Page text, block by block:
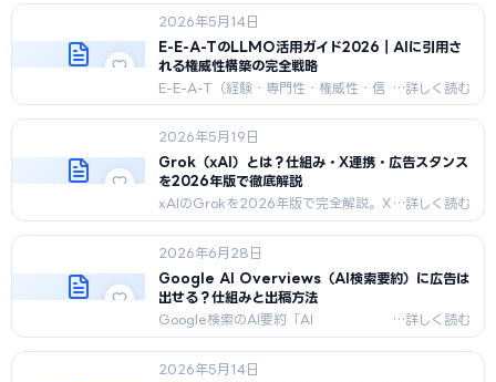
較・主要機能・Pro料金・ビジネス活用
7選・LLMO対策を2026年5月最新版
で完全解説。
2026年5月14日
E-E-A-TのLLMO活用ガイド2026｜AIに引用さ
れる権威性構築の完全戦略
E-E-A-T（経験・専門性・権威性・信
頼性）のLLMO/SEO両対応戦略を完全
解説。著者プロフィール設計・組織情
報整備・一次情報作成・監査チェック
リスト40項目・YMYL業種別対策を
2026年5月最新版で網羅。
2026年5月19日
Grok（xAI）とは？仕組み・X連携・広告スタンス
を2026年版で徹底解説
xAIのGrokを2026年版で完全解説。X
リアルタイム統合の仕組み、設計思
想、ChatGPT/Claude/Geminiとの
違い、そして広告を積極導入するGrok
の広告スタンスとマーケティング活用法
を網羅。
2026年6月28日
Google AI Overviews（AI検索要約）に広告は
出せる？仕組みと出稿方法
Google検索のAI要約「AI
Overviews」に広告は表示されるの
か。既存Google広告との関係、AI
Modeとの違い、日本での提供状況、
2026年5月14日